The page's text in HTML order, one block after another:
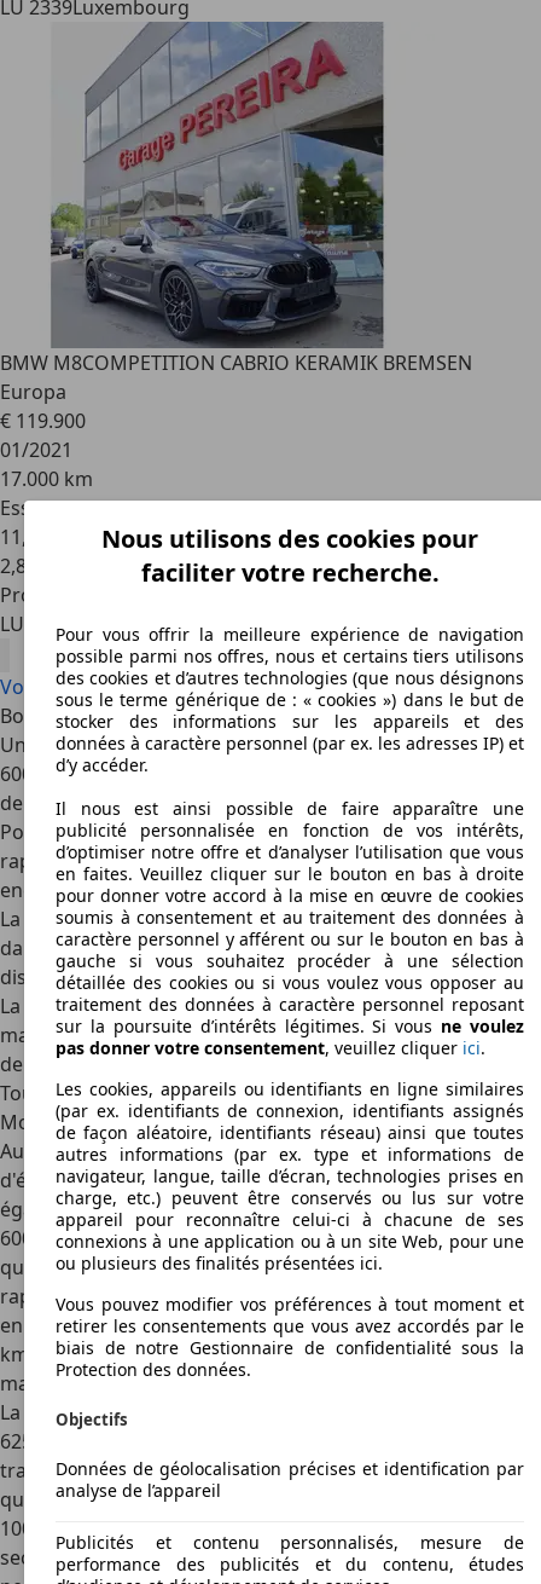
LU 2339Luxembourg
BMW M8COMPETITION CABRIO KERAMIK BREMSEN
Europa
€ 119.900
01/2021
17.000 km
Essence
11,4 l/100 km (mixte)
2,8
Professionnel
LU 4994
Schouweiler
Voir toutes les offres BMW M8 Gran Coupé
Bonnes raisons
Un V8 biturbo de 4,4 litres à l'avant fournit non seulement
600 ch, mais aussi un
de 4,0 secondes.
Pour ceux qui aiment que tout soit un peu plus vif et plus
rapide, optez pour la M8 Competition, qui augmente
encore un peu plus la puissance pour atteindre 625 ch.
La M8Gran Coupéoffre de la place pour quatre adultes
dans un confort relatif. Mais la M8 est également
disponible en version coupé 2-portes et cabriolet.
La M8 peut développer une puissance de 600 à 625 ch,
mais les modes de conduite nécessaires vous permettent
de conduire cette puissante
bête de sport quotidienne
Toutes les données importantes sur la BMW M8
Moteurs
Au cœur de la BMW M8 Gran Coupé se trouve une source
d'énergie : le V8 biturbo de 4,4 litres que BMWutilise
également dans la M5. Sur la M8 "normale", il développe
600 ch et 750 Nm, une puissance qui est transmise aux
quatre roues par une transmission automatique à huit
rapports. Sur le Coupé, cela se traduit par un0 à 100 km/h
en 3,3 secondes et une vitesse de pointe limitée à 250
km/h. Avec le M Driver's Package optionnel, la vitesse
maximale peut être portée à 305 km/h.
La
M8 Gran Coupé Competition
625 ch, tandis que le couple reste identique. La
transmission via la boîte automatique à huit rapports aux
quatre roues reste également inchangée. Le temps de 0 à
100 km/h est plus rapide d'un dixième de seconde : 3,2
secondes. La vitesse maximale est plafonnée à 250 km/h et
Nous utilisons des cookies pour
faciliter votre recherche.
Pour vous offrir la meilleure expérience de navigation
possible parmi nos offres, nous et certains tiers utilisons
des cookies et d’autres technologies (que nous désignons
sous le terme générique de : « cookies ») dans le but de
stocker des informations sur les appareils et des
données à caractère personnel (par ex. les adresses IP) et
d’y accéder.
Il nous est ainsi possible de faire apparaître une
publicité personnalisée en fonction de vos intérêts,
d’optimiser notre offre et d’analyser l’utilisation que vous
en faites. Veuillez cliquer sur le bouton en bas à droite
pour donner votre accord à la mise en œuvre de cookies
soumis à consentement et au traitement des données à
caractère personnel y afférent ou sur le bouton en bas à
gauche si vous souhaitez procéder à une sélection
détaillée des cookies ou si vous voulez vous opposer au
traitement des données à caractère personnel reposant
sur la poursuite d’intérêts légitimes. Si vous ne voulez
pas donner votre consentement, veuillez cliquer ici.
Les cookies, appareils ou identifiants en ligne similaires
(par ex. identifiants de connexion, identifiants assignés
de façon aléatoire, identifiants réseau) ainsi que toutes
autres informations (par ex. type et informations de
navigateur, langue, taille d’écran, technologies prises en
charge, etc.) peuvent être conservés ou lus sur votre
appareil pour reconnaître celui-ci à chacune de ses
connexions à une application ou à un site Web, pour une
ou plusieurs des finalités présentées ici.
Vous pouvez modifier vos préférences à tout moment et
retirer les consentements que vous avez accordés par le
biais de notre Gestionnaire de confidentialité sous la
Protection des données.
Objectifs
Données de géolocalisation précises et identification par
analyse de l’appareil
Publicités et contenu personnalisés, mesure de
performance des publicités et du contenu, études